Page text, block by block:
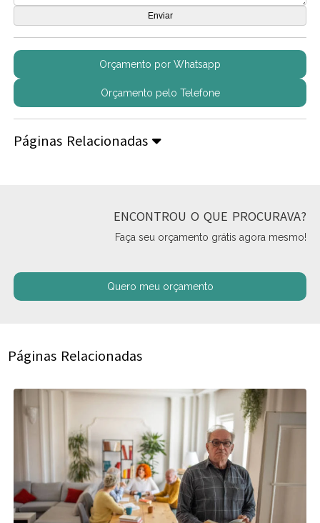
Orçamento por Whatsapp
Orçamento pelo Telefone
Páginas Relacionadas
ENCONTROU O QUE PROCURAVA?
Faça seu orçamento grátis agora mesmo!
Quero meu orçamento
Páginas Relacionadas